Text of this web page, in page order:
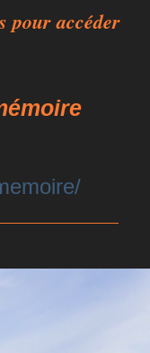
pour accéder